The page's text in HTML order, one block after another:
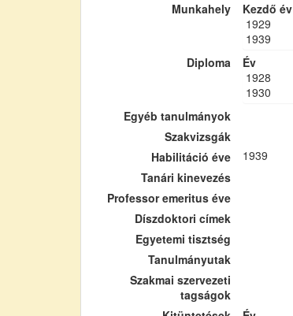
Munkahely
Kezdő év
1929
1939
Diploma
Év
1928
1930
Egyéb tanulmányok
Szakvizsgák
Habilitáció éve
1939
Tanári kinevezés
Professor emeritus éve
Díszdoktori címek
Egyetemi tisztség
Tanulmányutak
Szakmai szervezeti
tagságok